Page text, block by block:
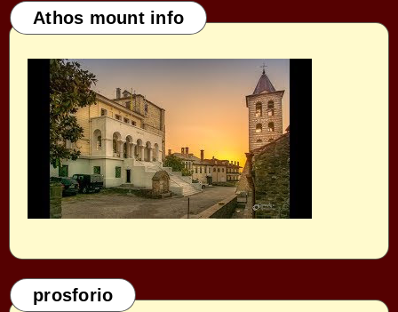
Athos mount info
prosforio